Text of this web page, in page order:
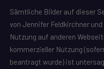
Sämtliche Bilder auf dieser
von Jennifer Feldkirchner
Nutzung auf anderen
kommerzieller Nutzung
beantragt wurde) ist